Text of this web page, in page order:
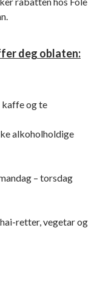
deg oblaten:
kaffe og te
alkoholholdige
– torsdag
retter, vegetar og